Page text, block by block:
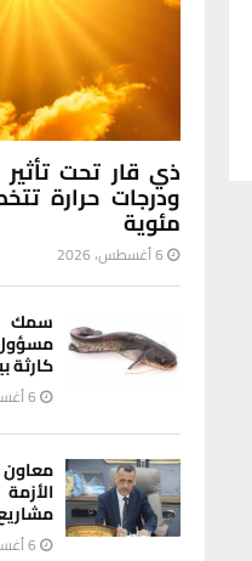
ذي قار تحت
ودرجات حرارة
مئوية
6 أغسطس، 2026
سمك
كارثة
6 أغسطس، 2026
6 أغسطس، 2026